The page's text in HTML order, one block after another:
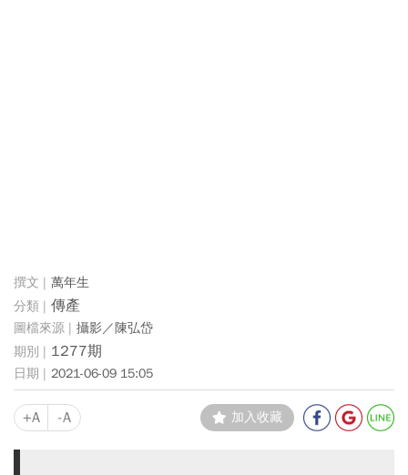
萬年生
傳產
攝影／陳弘岱
1277期
2021-06-09 15:05
+A -A 加入收藏